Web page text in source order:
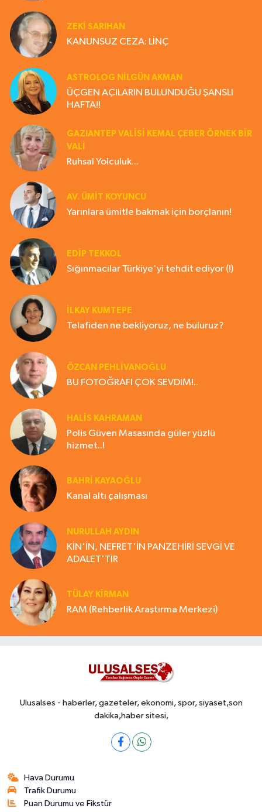
ZEKI SARIHAN
KANUNSUZ CEZA: LİNÇ
ASTROLOG NILGÜN AKMAN
ÜÇGEN AÇILARIN BULUNDUĞU ŞANSLI
HAFTA!!
GAZIANTEP VALISI KEMAL ÇEBER ÖRNEK BİR
VALİ
Ruhsal Yolculuk...
AV. ÜMIT KOYUNCU
Yarınlara ümitle bakmak için borçlanın!
EDIP TEKKOL
Sığınmacılar Türkiye'yi tehdit ediyor (!)
İLKAY KUMTEPE
Telafiden ne bekliyoruz, ne buluruz?
ÖZCAN PEHLİVANOĞLU
BU FOTOĞRAFI ÇOK SEVDİM!..
HALIS KAHRAMAN
Polis Güven Masasında güler yüzlü
hizmet..!
BAHRI KAYAOĞLU
Kanal altı çalışması
NURULLAH AYDIN
KİN'İN, NEFRET'İN PANZEHİRİ SEVGİ VE
ADALET'TİR
TÜLAY KİRMAN
RAM (Rehberlik Araştırma Merkezi)
Ulusalses - haberler, gazeteler, ekonomi, spor, siyaset,son
dakika,haber sitesi,
Hava Durumu
Trafik Durumu
Puan Durumu ve Fikstür